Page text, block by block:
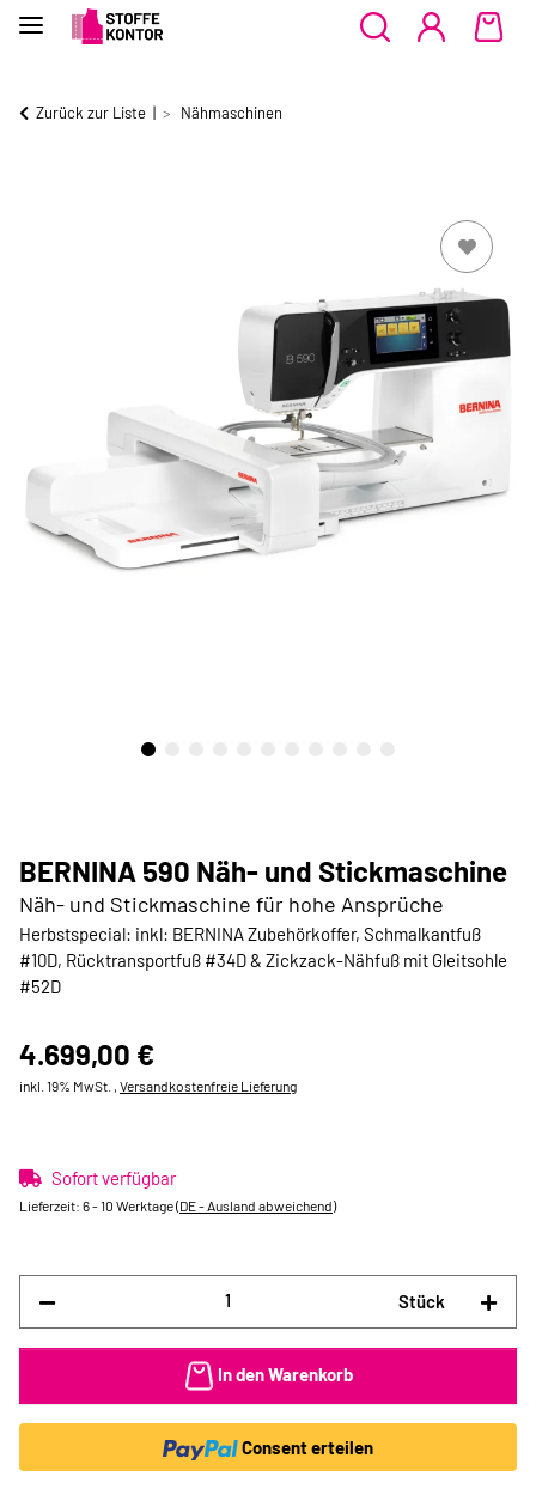
Zurück zur Liste Nähmaschinen
BERNINA 590 Näh- und Stickmaschine
Näh- und Stickmaschine für hohe Ansprüche
Herbstspecial: inkl: BERNINA Zubehörkoffer, Schmalkantfuß
#10D, Rücktransportfuß #34D & Zickzack-Nähfuß mit Gleitsohle
#52D
4.699,00 €
inkl. 19% MwSt. , Versandkostenfreie Lieferung
Sofort verfügbar
Lieferzeit: 6 - 10 Werktage(DE - Ausland abweichend)
Stück
In den Warenkorb
Consent erteilen